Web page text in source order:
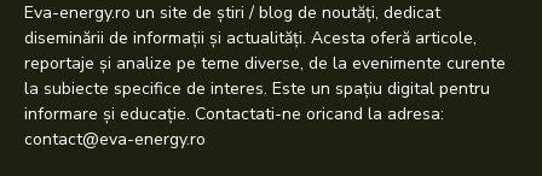
Eva-energy.ro un site de știri / blog de noutăți, dedicat
diseminării de informații și actualități. Acesta oferă articole,
reportaje și analize pe teme diverse, de la evenimente curente
la subiecte specifice de interes. Este un spațiu digital pentru
informare și educație. Contactati-ne oricand la adresa:
contact@eva-energy.ro